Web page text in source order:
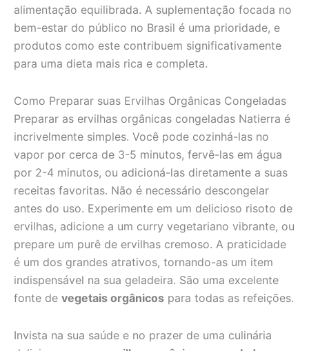
alimentação equilibrada. A suplementação focada no
bem-estar do público no Brasil é uma prioridade, e
produtos como este contribuem significativamente
para uma dieta mais rica e completa.
Como Preparar suas Ervilhas Orgânicas Congeladas
Preparar as ervilhas orgânicas congeladas Natierra é
incrivelmente simples. Você pode cozinhá-las no
vapor por cerca de 3-5 minutos, fervê-las em água
por 2-4 minutos, ou adicioná-las diretamente a suas
receitas favoritas. Não é necessário descongelar
antes do uso. Experimente em um delicioso risoto de
ervilhas, adicione a um curry vegetariano vibrante, ou
prepare um purê de ervilhas cremoso. A praticidade
é um dos grandes atrativos, tornando-as um item
indispensável na sua geladeira. São uma excelente
fonte de vegetais orgânicos para todas as refeições.
Invista na sua saúde e no prazer de uma culinária